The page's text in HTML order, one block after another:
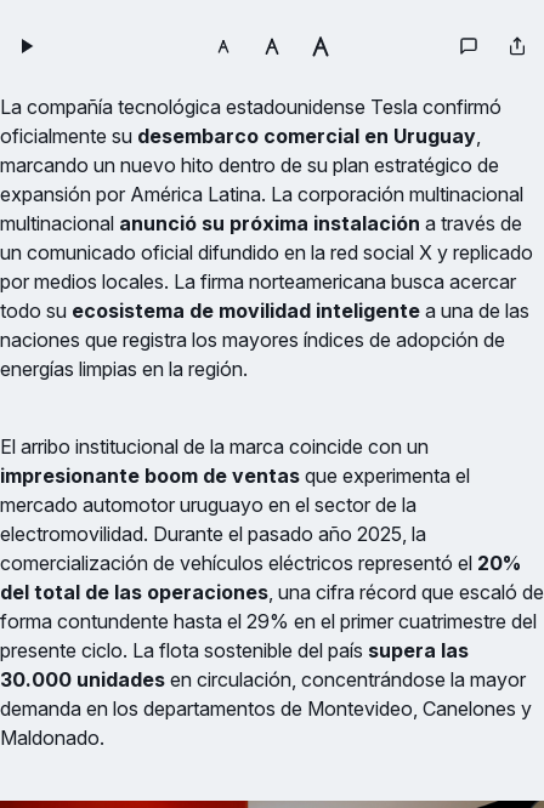
La compañía tecnológica estadounidense Tesla confirmó
oficialmente su desembarco comercial en Uruguay,
marcando un nuevo hito dentro de su plan estratégico de
expansión por América Latina. La corporación multinacional
multinacional anunció su próxima instalación a través de
un comunicado oficial difundido en la red social X y replicado
por medios locales. La firma norteamericana busca acercar
todo su ecosistema de movilidad inteligente a una de las
naciones que registra los mayores índices de adopción de
energías limpias en la región.
El arribo institucional de la marca coincide con un
impresionante boom de ventas que experimenta el
mercado automotor uruguayo en el sector de la
electromovilidad. Durante el pasado año 2025, la
comercialización de vehículos eléctricos representó el 20%
del total de las operaciones, una cifra récord que escaló de
forma contundente hasta el 29% en el primer cuatrimestre del
presente ciclo. La flota sostenible del país supera las
30.000 unidades en circulación, concentrándose la mayor
demanda en los departamentos de Montevideo, Canelones y
Maldonado.